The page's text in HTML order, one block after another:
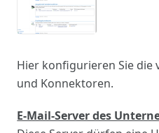
Hier konfigurieren Sie die
und Konnektoren.
E-Mail-Server des